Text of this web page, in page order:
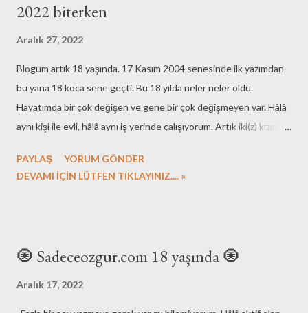
2022 biterken
Aralık 27, 2022
Blogum artık 18 yaşında. 17 Kasım 2004 senesinde ilk yazımdan
bu yana 18 koca sene geçti. Bu 18 yılda neler neler oldu.
Hayatımda bir çok değişen ve gene bir çok değişmeyen var. Hâlâ
aynı kişi ile evli, hâlâ aynı iş yerinde çalışıyorum. Artık iki(z) kızımız
derseniz, aslında pek de bir değişiklik yok. Hâlâ az okunan, çok
yazılan ve tek yazarlı bir blog. Hâlâ reklâm yok, olması da
Heyecanla, umutla girdiğimiz bir sene 2023. Cumhuriyetimizin
100. senesini kutlayacağız 29 Ekim'de... Şimdiden nice senelere...
PAYLAŞ
YORUM GÖNDER
DEVAMI İÇİN LÜTFEN TIKLAYINIZ.... »
🧿 Sadeceozgur.com 18 yaşında 🧿
Aralık 17, 2022